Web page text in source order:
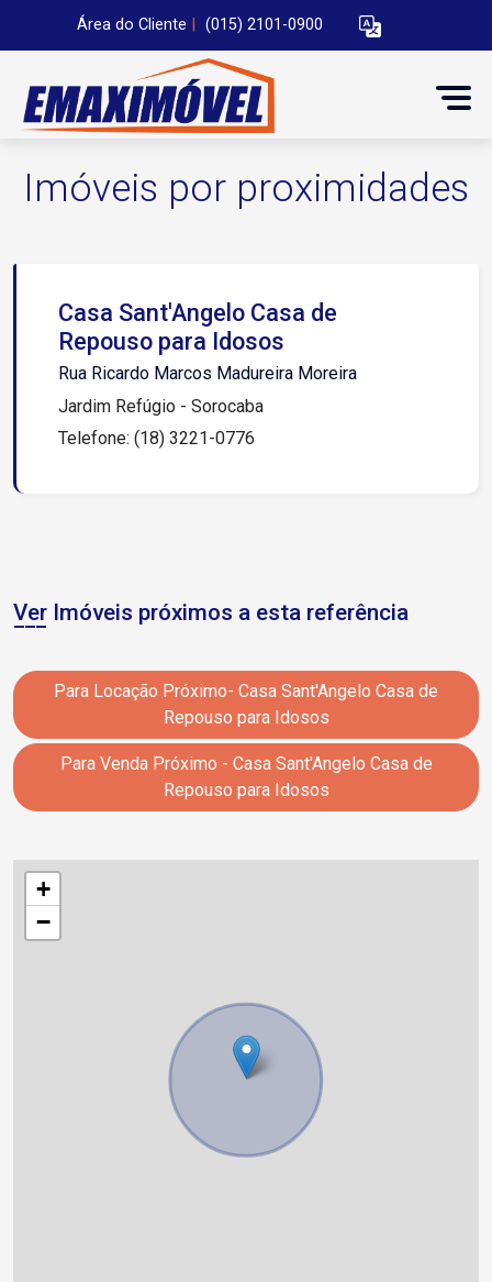
Área do Cliente (015) 2101-0900
Imóveis por proximidades
Casa Sant'Angelo Casa de
Repouso para Idosos
Rua Ricardo Marcos Madureira Moreira
Jardim Refúgio - Sorocaba
Telefone: (18) 3221-0776
Ver Imóveis próximos a esta referência
Para Locação Próximo- Casa Sant'Angelo Casa de
Repouso para Idosos
Para Venda Próximo - Casa Sant'Angelo Casa de
Repouso para Idosos
+
−